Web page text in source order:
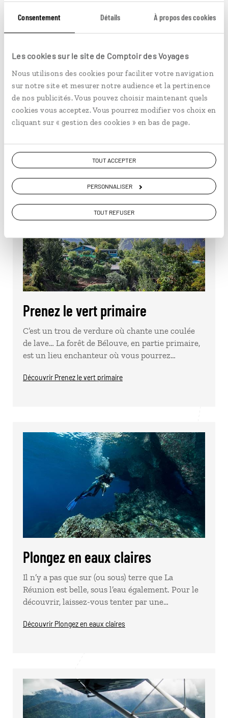
Consentement Détails À propos des cookies
Les cookies sur le site de Comptoir des Voyages
Nous utilisons des cookies pour faciliter votre navigation
sur notre site et mesurer notre audience et la pertinence
de nos publicités. Vous pouvez choisir maintenant quels
cookies vous acceptez. Vous pourrez modifier vos choix en
cliquant sur « gestion des cookies » en bas de page.
TOUT ACCEPTER
PERSONNALISER
TOUT REFUSER
Réalisez vos propres cascades
Et si vous troquiez la traditionnelle randonnée
pédestre pour une expérience plus aquatique ?
En guise d’échauffement, vous plongerez en…
Prenez le vert primaire
C’est un trou de verdure où chante une coulée
de lave… La forêt de Bélouve, en partie primaire,
est un lieu enchanteur où vous pourrez…
Découvrir Prenez le vert primaire
Plongez en eaux claires
Il n’y a pas que sur (ou sous) terre que La
Réunion est belle, sous l’eau également. Pour le
découvrir, laissez-vous tenter par une…
Découvrir Plongez en eaux claires